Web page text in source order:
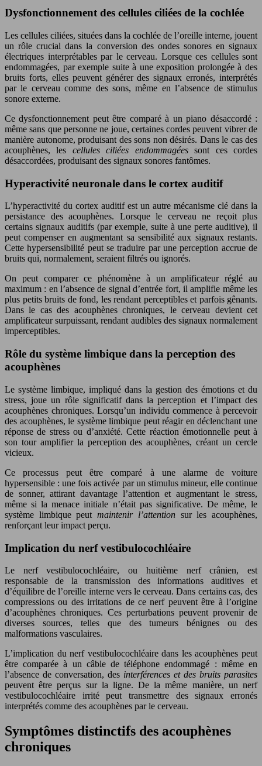
Dysfonctionnement des cellules ciliées de la cochlée
Les cellules ciliées, situées dans la cochlée de l’oreille interne, jouent
un rôle crucial dans la conversion des ondes sonores en signaux
électriques interprétables par le cerveau. Lorsque ces cellules sont
endommagées, par exemple suite à une exposition prolongée à des
bruits forts, elles peuvent générer des signaux erronés, interprétés
par le cerveau comme des sons, même en l’absence de stimulus
sonore externe.
Ce dysfonctionnement peut être comparé à un piano désaccordé :
même sans que personne ne joue, certaines cordes peuvent vibrer de
manière autonome, produisant des sons non désirés. Dans le cas des
acouphènes, les cellules ciliées endommagéessont ces cordes
désaccordées, produisant des signaux sonores fantômes.
Hyperactivité neuronale dans le cortex auditif
L’hyperactivité du cortex auditif est un autre mécanisme clé dans la
persistance des acouphènes. Lorsque le cerveau ne reçoit plus
certains signaux auditifs (par exemple, suite à une perte auditive), il
peut compenser en augmentant sa sensibilité aux signaux restants.
Cette hypersensibilité peut se traduire par une perception accrue de
bruits qui, normalement, seraient filtrés ou ignorés.
On peut comparer ce phénomène à un amplificateur réglé au
maximum : en l’absence de signal d’entrée fort, il amplifie même les
plus petits bruits de fond, les rendant perceptibles et parfois gênants.
Dans le cas des acouphènes chroniques, le cerveau devient cet
amplificateur surpuissant, rendant audibles des signaux normalement
imperceptibles.
Rôle du système limbique dans la perception des
acouphènes
Le système limbique, impliqué dans la gestion des émotions et du
stress, joue un rôle significatif dans la perception et l’impact des
acouphènes chroniques. Lorsqu’un individu commence à percevoir
des acouphènes, le système limbique peut réagir en déclenchant une
réponse de stress ou d’anxiété. Cette réaction émotionnelle peut à
son tour amplifier la perception des acouphènes, créant un cercle
vicieux.
Ce processus peut être comparé à une alarme de voiture
hypersensible : une fois activée par un stimulus mineur, elle continue
de sonner, attirant davantage l’attention et augmentant le stress,
même si la menace initiale n’était pas significative. De même, le
système limbique peutmaintenir l’attention sur les acouphènes,
renforçant leur impact perçu.
Implication du nerf vestibulocochléaire
Le nerf vestibulocochléaire, ou huitième nerf crânien, est
responsable de la transmission des informations auditives et
d’équilibre de l’oreille interne vers le cerveau. Dans certains cas, des
compressions ou des irritations de ce nerf peuvent être à l’origine
d’acouphènes chroniques. Ces perturbations peuvent provenir de
diverses sources, telles que des tumeurs bénignes ou des
malformations vasculaires.
L’implication du nerf vestibulocochléaire dans les acouphènes peut
être comparée à un câble de téléphone endommagé : même en
l’absence de conversation, des interférences et des bruits parasites
peuvent être perçus sur la ligne. De la même manière, un nerf
vestibulocochléaire irrité peut transmettre des signaux erronés
interprétés comme des acouphènes par le cerveau.
Symptômes distinctifs des acouphènes
chroniques